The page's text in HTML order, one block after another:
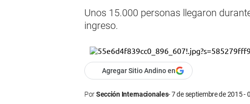
Unos 15.000 personas llegaron
ingreso.
Agregar Sitio Andino en
PorSección Internacionales 7 de septiembre de 2015 -